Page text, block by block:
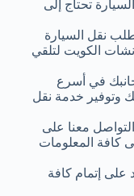
تحتاج إلى
نقل السيارة
الكويت لتلقي
في أسرع
خدمة نقل
معنا على
كافة المعلومات
إتمام كافة